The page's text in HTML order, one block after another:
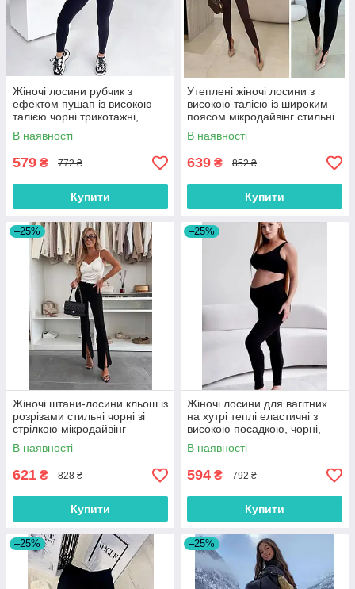
Жіночі лосини рубчик з
ефектом пушап із високою
талією чорні трикотажні,
розмір 42/48
В наявності
579 ₴ 772 ₴
Купити
Утеплені жіночі лосини з
високою талією із широким
поясом мікродайвінг стильні
зі штрипками через палець
В наявності
639 ₴ 852 ₴
Купити
–25%
Жіночі штани-лосини кльош із
розрізами стильні чорні зі
стрілкою мікродайвінг
В наявності
621 ₴ 828 ₴
Купити
–25%
Жіночі лосини для вагітних
на хутрі теплі еластичні з
високою посадкою, чорні,
розмір 42/54
В наявності
594 ₴ 792 ₴
Купити
–25% –25%